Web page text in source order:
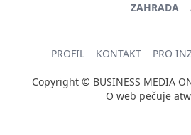
ZAHRADA
PROFIL KONTAKT PRO
Copyright © BUSINESS MEDIA